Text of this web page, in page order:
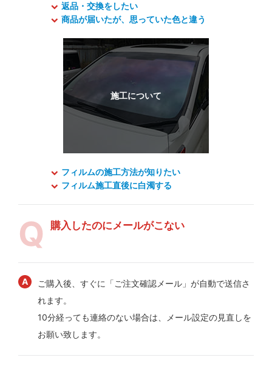
返品・交換をしたい
商品が届いたが、思っていた色と違う
フィルムの施工方法が知りたい
フィルム施工直後に白濁する
購入したのにメールがこない
ご購入後、すぐに「ご注文確認メール」が自動で送信さ
れます。
10分経っても連絡のない場合は、メール設定の見直しを
お願い致します。